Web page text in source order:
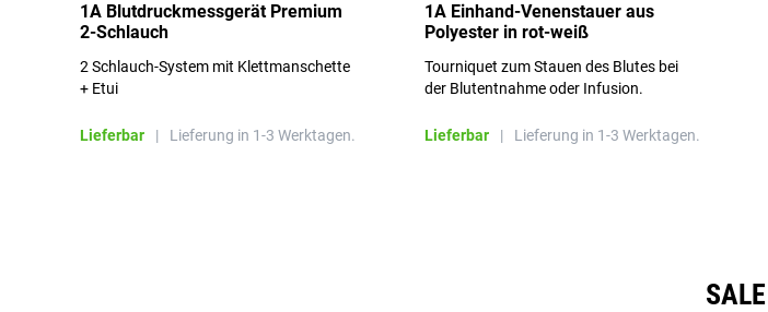
1A Blutdruckmessgerät Premium
2-Schlauch
2 Schlauch-System mit Klettmanschette
+ Etui
Lieferbar | Lieferung in 1-3 Werktagen.
1A Einhand-Venenstauer aus
Polyester in rot-weiß
Tourniquet zum Stauen des Blutes bei
der Blutentnahme oder Infusion.
Lieferbar | Lieferung in 1-3 Werktagen.
SALE